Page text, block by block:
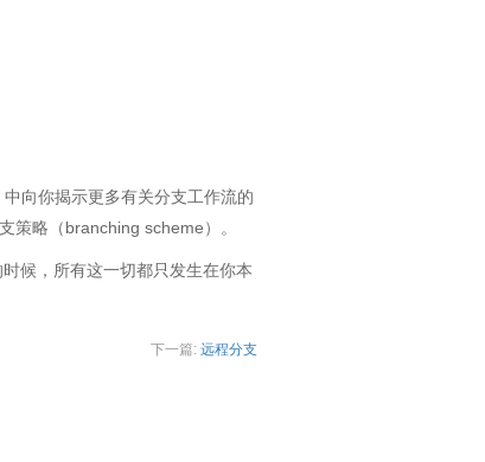
向你揭示更多有关分支工作流的
策略（branching scheme）。
候，所有这一切都只发生在你本
下一篇: 远程分支